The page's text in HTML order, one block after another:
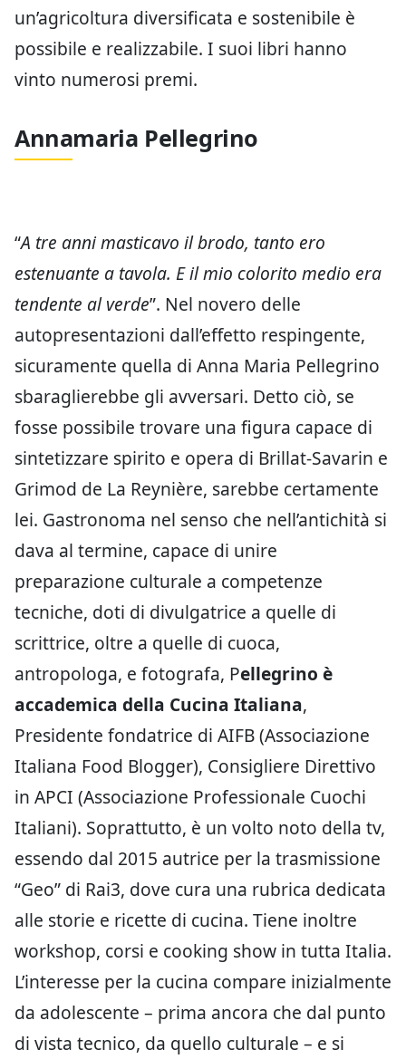
un’agricoltura diversificata e sostenibile è
possibile e realizzabile. I suoi libri hanno
vinto numerosi premi.
Annamaria Pellegrino
“A tre anni masticavo il brodo, tanto ero
estenuante a tavola. E il mio colorito medio era
tendente al verde”. Nel novero delle
autopresentazioni dall’effetto respingente,
sicuramente quella di Anna Maria Pellegrino
sbaraglierebbe gli avversari. Detto ciò, se
fosse possibile trovare una figura capace di
sintetizzare spirito e opera di Brillat-Savarin e
Grimod de La Reynière, sarebbe certamente
lei. Gastronoma nel senso che nell’antichità si
dava al termine, capace di unire
preparazione culturale a competenze
tecniche, doti di divulgatrice a quelle di
scrittrice, oltre a quelle di cuoca,
antropologa, e fotografa, Pellegrino è
accademica della Cucina Italiana,
Presidente fondatrice di AIFB (Associazione
Italiana Food Blogger), Consigliere Direttivo
in APCI (Associazione Professionale Cuochi
Italiani). Soprattutto, è un volto noto della tv,
essendo dal 2015 autrice per la trasmissione
“Geo” di Rai3, dove cura una rubrica dedicata
alle storie e ricette di cucina. Tiene inoltre
workshop, corsi e cooking show in tutta Italia.
L’interesse per la cucina compare inizialmente
da adolescente – prima ancora che dal punto
di vista tecnico, da quello culturale – e si